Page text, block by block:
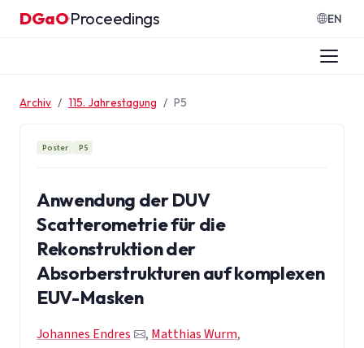
Zum Inhalt springen
DGaO·Proceedings EN
Archiv 115. Jahrestagung P5
Poster P5
Anwendung der DUV
Scatterometrie für die
Rekonstruktion der
Absorberstrukturen auf komplexen
EUV-Masken
Johannes Endres , Matthias Wurm,